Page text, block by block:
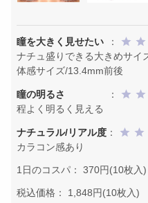
瞳を大きく見せたい
：
ナチュ盛りできる大きめサイ
体感サイズ/13.4mm前後
瞳の明るさ
：
程よく明るく見える
ナチュラル/リアル度 ：
カラコン感あり
1日のコスパ： 370円(10枚入
税込価格： 1,848円(10枚入)